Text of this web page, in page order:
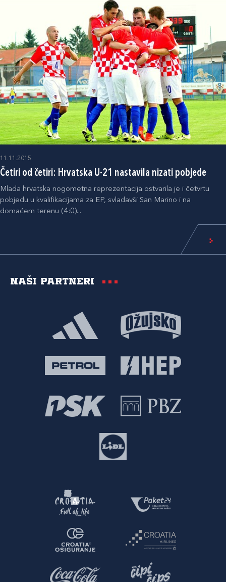
11.11.2015.
Četiri od četiri: Hrvatska U-21 nastavila nizati pobjede
Mlada hrvatska nogometna reprezentacija ostvarila je i četvrtu
pobjedu u kvalifikacijama za EP, svladavši San Marino i na
domaćem terenu (4:0)...
Naši partneri